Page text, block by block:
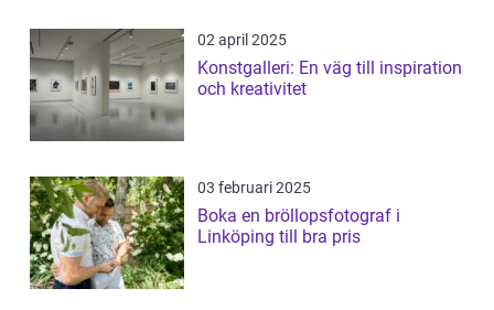
02 april 2025
Konstgalleri: En väg till inspiration
och kreativitet
03 februari 2025
Boka en bröllopsfotograf i
Linköping till bra pris